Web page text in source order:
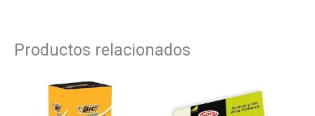
Productos relacionados